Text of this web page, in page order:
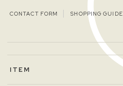
CONTACT FORM SHOPPING GUIDE
ITEM